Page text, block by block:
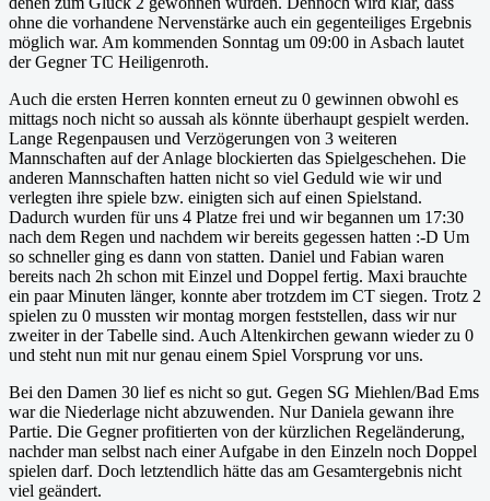
ohne die vorhandene Nervenstärke auch ein gegenteiliges Ergebnis
möglich war. Am kommenden Sonntag um 09:00 in Asbach lautet
der Gegner TC Heiligenroth.
Auch die ersten Herren konnten erneut zu 0 gewinnen obwohl es
mittags noch nicht so aussah als könnte überhaupt gespielt werden.
Lange Regenpausen und Verzögerungen von 3 weiteren
Mannschaften auf der Anlage blockierten das Spielgeschehen. Die
anderen Mannschaften hatten nicht so viel Geduld wie wir und
verlegten ihre spiele bzw. einigten sich auf einen Spielstand.
Dadurch wurden für uns 4 Platze frei und wir begannen um 17:30
nach dem Regen und nachdem wir bereits gegessen hatten :-D Um
so schneller ging es dann von statten. Daniel und Fabian waren
bereits nach 2h schon mit Einzel und Doppel fertig. Maxi brauchte
ein paar Minuten länger, konnte aber trotzdem im CT siegen. Trotz 2
spielen zu 0 mussten wir montag morgen feststellen, dass wir nur
zweiter in der Tabelle sind. Auch Altenkirchen gewann wieder zu 0
und steht nun mit nur genau einem Spiel Vorsprung vor uns.
Bei den Damen 30 lief es nicht so gut. Gegen SG Miehlen/Bad Ems
war die Niederlage nicht abzuwenden. Nur Daniela gewann ihre
Partie. Die Gegner profitierten von der kürzlichen Regeländerung,
nachder man selbst nach einer Aufgabe in den Einzeln noch Doppel
spielen darf. Doch letztendlich hätte das am Gesamtergebnis nicht
viel geändert.